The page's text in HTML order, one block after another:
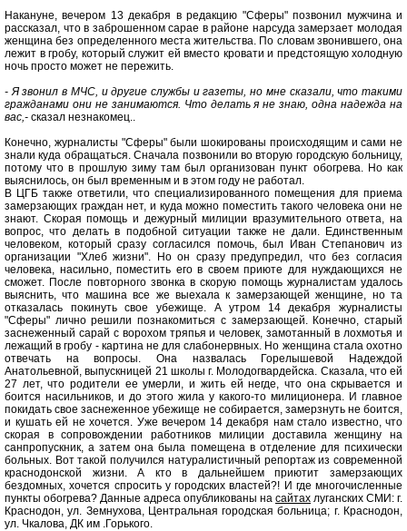
Накануне, вечером 13 декабря в редакцию "Сферы" позвонил мужчина и
рассказал, что в заброшенном сарае в районе нарсуда замерзает молодая
женщина без определенного места жительства. По словам звонившего, она
лежит в гробу, который служит ей вместо кровати и предстоящую холодную
ночь просто может не пережить.
- Я звонил в МЧС, и другие службы и газеты, но мне сказали, что такими
гражданами они не занимаются. Что делать я не знаю, одна надежда на
вас,- сказал незнакомец..
Конечно, журналисты "Сферы" были шокированы происходящим и сами не
знали куда обращаться. Сначала позвонили во вторую городскую больницу,
потому что в прошлую зиму там был организован пункт обогрева. Но как
выяснилось, он был временным и в этом году не работал.
В ЦГБ также ответили, что специализированного помещения для приема
замерзающих граждан нет, и куда можно поместить такого человека они не
знают. Скорая помощь и дежурный милиции вразумительного ответа, на
вопрос, что делать в подобной ситуации также не дали. Единственным
человеком, который сразу согласился помочь, был Иван Степанович из
организации "Хлеб жизни". Но он сразу предупредил, что без согласия
человека, насильно, поместить его в своем приюте для нуждающихся не
сможет. После повторного звонка в скорую помощь журналистам удалось
выяснить, что машина все же выехала к замерзающей женщине, но та
отказалась покинуть свое убежище. А утром 14 декабря журналисты
"Сферы" лично решили познакомиться с замерзающей. Конечно, старый
заснеженный сарай с ворохом тряпья и человек, замотанный в лохмотья и
лежащий в гробу - картина не для слабонервных. Но женщина стала охотно
отвечать на вопросы. Она назвалась Горелышевой Надеждой
Анатольевной, выпускницей 21 школы г. Молодогвардейска. Сказала, что ей
27 лет, что родители ее умерли, и жить ей негде, что она скрывается и
боится насильников, и до этого жила у какого-то милиционера. И главное
покидать свое заснеженное убежище не собирается, замерзнуть не боится,
и кушать ей не хочется. Уже вечером 14 декабря нам стало известно, что
скорая в сопровождении работников милиции доставила женщину на
санпропускник, а затем она была помещена в отделение для психически
больных. Вот такой получился натуралистичный репортаж из современной
краснодонской жизни. А кто в дальнейшем приютит замерзающих
бездомных, хочется спросить у городских властей?! И где многочисленные
пункты обогрева? Данные адреса опубликованы на сайтах луганских СМИ: г.
Краснодон, ул. Земнухова, Центральная городская больница; г. Краснодон,
ул. Чкалова, ДК им .Горького.